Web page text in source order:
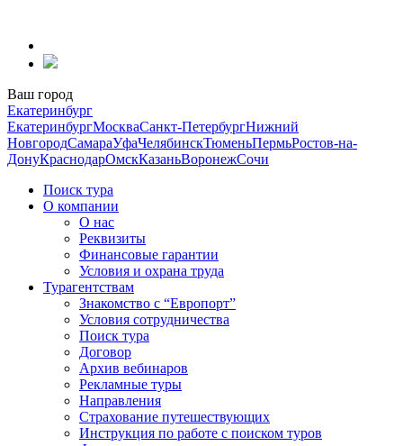
содержанию
Ваш город
Екатеринбург
ЕкатеринбургМоскваСанкт-ПетербургНижний
НовгородСамараУфаЧелябинскТюменьПермьРостов-на-
ДонуКраснодарОмскКазаньВоронежСочи
Поиск тура
О компании
О нас
Реквизиты
Финансовые гарантии
Условия и охрана труда
Турагентствам
Знакомство с “Европорт”
Условия сотрудничества
Поиск тура
Договор
Архив вебинаров
Рекламные туры
Направления
Страхование путешествующих
Инструкция по работе с поиском туров